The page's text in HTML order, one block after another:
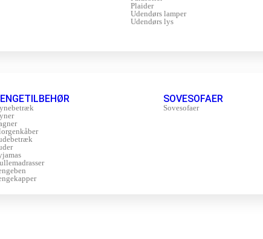
Plaider
Udendørs lamper
Udendørs lys
SOVESOFAER
Sovesofaer